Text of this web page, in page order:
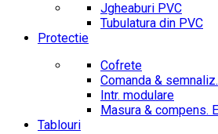
Jgheaburi PVC
Tubulatura din PVC
Protectie
Cofrete
Comanda & semnaliz.
Intr. modulare
Masura & compens.
Tablouri